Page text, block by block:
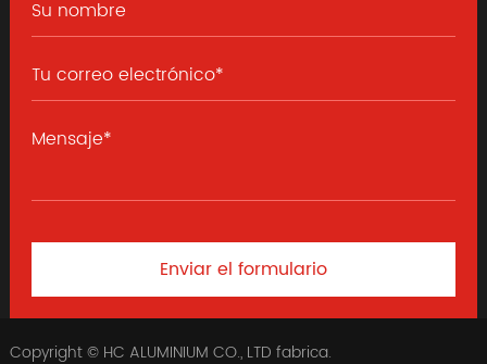
Enviar el formulario
Copyright © HC ALUMINIUM CO., LTD fabrica.